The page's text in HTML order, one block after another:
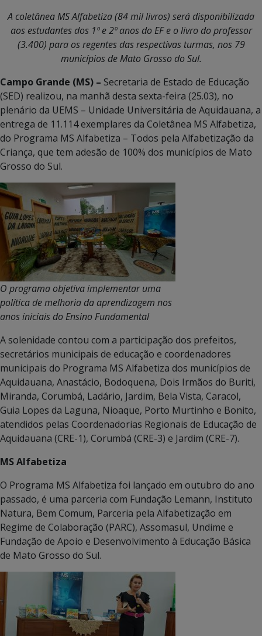
A coletânea MS Alfabetiza (84 mil livros) será disponibilizada
aos estudantes dos 1º e 2º anos do EF e o livro do professor
(3.400) para os regentes das respectivas turmas, nos 79
municípios de Mato Grosso do Sul.
Campo Grande (MS) – Secretaria de Estado de Educação
(SED) realizou, na manhã desta sexta-feira (25.03), no
plenário da UEMS – Unidade Universitária de Aquidauana, a
entrega de 11.114 exemplares da Coletânea MS Alfabetiza,
do Programa MS Alfabetiza – Todos pela Alfabetização da
Criança, que tem adesão de 100% dos municípios de Mato
Grosso do Sul.
O programa objetiva implementar uma
política de melhoria da aprendizagem nos
anos iniciais do Ensino Fundamental
A solenidade contou com a participação dos prefeitos,
secretários municipais de educação e coordenadores
municipais do Programa MS Alfabetiza dos municípios de
Aquidauana, Anastácio, Bodoquena, Dois Irmãos do Buriti,
Miranda, Corumbá, Ladário, Jardim, Bela Vista, Caracol,
Guia Lopes da Laguna, Nioaque, Porto Murtinho e Bonito,
atendidos pelas Coordenadorias Regionais de Educação de
Aquidauana (CRE-1), Corumbá (CRE-3) e Jardim (CRE-7).
MS Alfabetiza
O Programa MS Alfabetiza foi lançado em outubro do ano
passado, é uma parceria com Fundação Lemann, Instituto
Natura, Bem Comum, Parceria pela Alfabetização em
Regime de Colaboração (PARC), Assomasul, Undime e
Fundação de Apoio e Desenvolvimento à Educação Básica
de Mato Grosso do Sul.